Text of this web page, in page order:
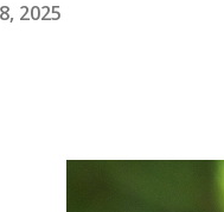
2025